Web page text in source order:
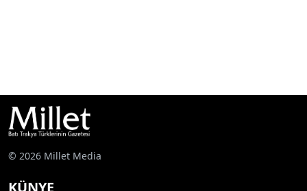
© 2026 Millet Media